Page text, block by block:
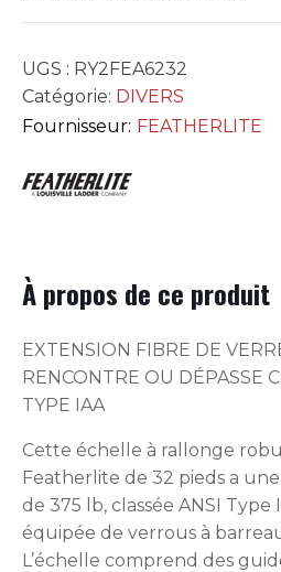
UGS : RY2FEA6232
Catégorie: DIVERS
Fournisseur: FEATHERLITE
À propos de ce produit
EXTENSION FIBRE DE
RENCONTRE OU DÉPASSE
TYPE IAA
Cette échelle à rallonge
Featherlite de 32 pieds a
de 375 lb, classée ANSI Type
équipée de verrous à
L’échelle comprend des